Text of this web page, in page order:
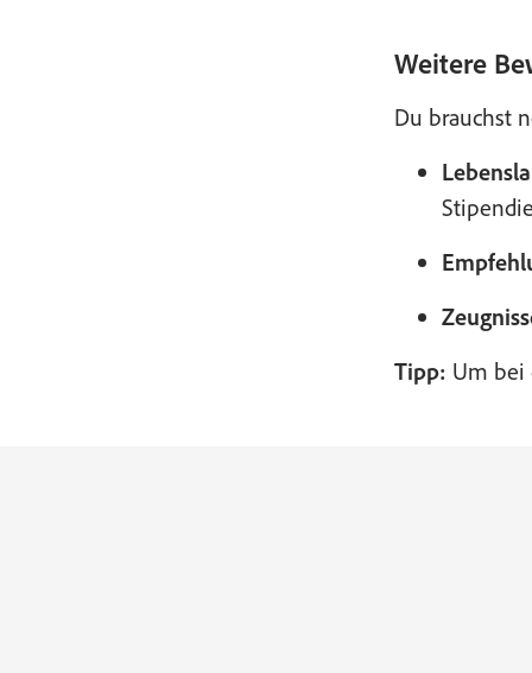
Weitere
Du brauchst
Tipp: Um bei